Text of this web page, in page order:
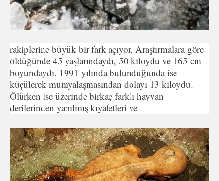
rakiplerine büyük bir fark açıyor. Araştırmalara göre
öldüğünde 45 yaşlarındaydı, 50 kiloydu ve 165 cm
boyundaydı. 1991 yılında bulunduğunda ise
küçülerek mumyalaşmasından dolayı 13 kiloydu.
Ölürken ise üzerinde birkaç farklı hayvan
derilerinden yapılmış kıyafetleri ve